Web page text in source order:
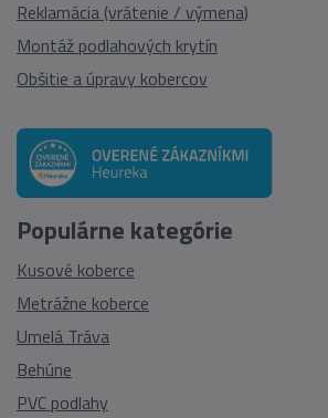
Reklamácia (vrátenie / výmena)
Montáž podlahových krytín
Obšitie a úpravy kobercov
Populárne kategórie
Kusové koberce
Metrážne koberce
Umelá Tráva
Behúne
PVC podlahy